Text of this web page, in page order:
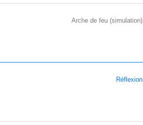
Arche de feu (simulation)
Réflexion